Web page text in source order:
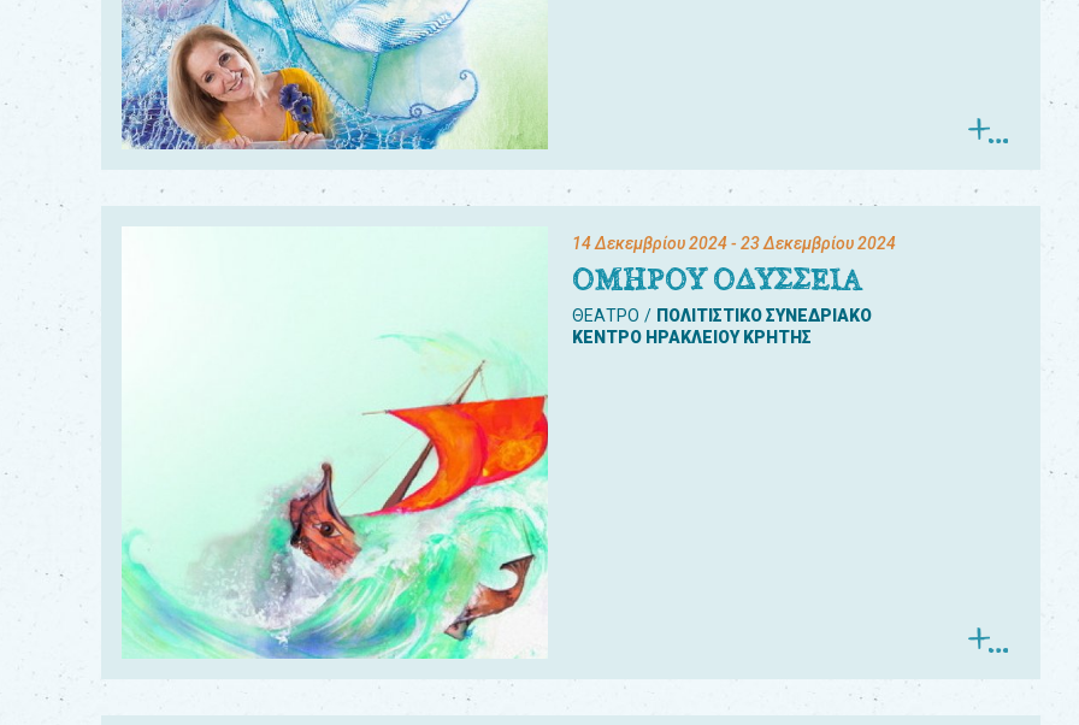
14 Δεκεμβρίου 2024- 23 Δεκεμβρίου 2024
ΟΜΗΡΟΥ ΟΔΥΣΣΕΙΑ
ΘΕΑΤΡΟ
ΠΟΛΙΤΙΣΤΙΚΟ ΣΥΝΕΔΡΙΑΚΟ
ΚΕΝΤΡΟ ΗΡΑΚΛΕΙΟΥ ΚΡΗΤΗΣ